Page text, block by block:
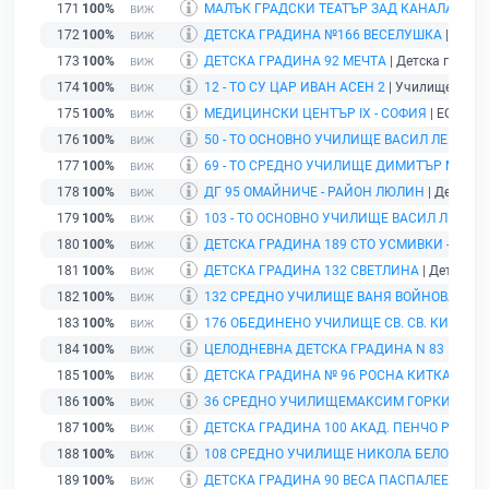
171 100% МАЛЪК ГРАДСКИ ТЕАТЪР ЗАД КАНАЛА
172 100% ДЕТСКА ГРАДИНА №166 ВЕСЕЛУШКА
173 100% ДЕТСКА ГРАДИНА 92 МЕЧТА | Детска
174 100% 12 - ТО СУ ЦАР ИВАН АСЕН 2 | Училище | гр.
175 100% МЕДИЦИНСКИ ЦЕНТЪР ІХ - СОФИЯ
| ЕООД |
176 100% 50 - ТО ОСНОВНО УЧИЛИЩЕ ВАСИЛ ЛЕВСКИ
177 100%
69 - ТО СРЕДНО УЧИЛИЩЕ ДИМИТЪР
178 100% ДГ 95 ОМАЙНИЧЕ - РАЙОН ЛЮЛИН
| Детска
179 100%
103 - ТО ОСНОВНО УЧИЛИЩЕ ВАСИЛ ЛЕВСКИ
180 100%
ДЕТСКА ГРАДИНА 189 СТО УСМИВКИ -
181 100% ДЕТСКА ГРАДИНА 132 СВЕТЛИНА | Детска
182 100% 132 СРЕДНО УЧИЛИЩЕ ВАНЯ ВОЙНОВА
183 100%
176 ОБЕДИНЕНО УЧИЛИЩЕ СВ. СВ. КИРИЛ
184 100% ЦЕЛОДНЕВНА ДЕТСКА ГРАДИНА N 83
185 100% ДЕТСКА ГРАДИНА № 96 РОСНА КИТКА
186 100% 36 СРЕДНО УЧИЛИЩЕМАКСИМ ГОРКИ
187 100%
ДЕТСКА ГРАДИНА 100 АКАД. ПЕНЧО
188 100%
108 СРЕДНО УЧИЛИЩЕ НИКОЛА
189 100% ДЕТСКА ГРАДИНА 90 ВЕСА ПАСПАЛЕЕВА